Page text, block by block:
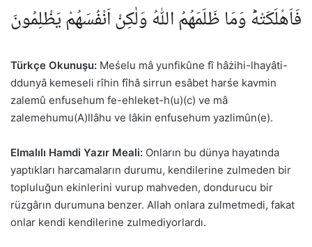
فَاَهْلَكَتْهُؕ وَمَا ظَلَمَهُمُ اللّٰهُ وَلٰكِنْ اَنْفُسَهُمْ يَظْلِمُونَ
Türkçe Okunuşu: Meśelu mâ yunfikûne fî hâżihi-lhayâti-
ddunyâ kemeseli rîhin fîhâ sirrun esâbet harśe kavmin
zalemû enfusehum fe-ehleket-h(u)(c) ve mâ
zalemehumu(A)llâhu ve lâkin enfusehum yazlimûn(e).
Elmalılı Hamdi Yazır Meali: Onların bu dünya hayatında
yaptıkları harcamaların durumu, kendilerine zulmeden bir
topluluğun ekinlerini vurup mahveden, dondurucu bir
rüzgârın durumuna benzer. Allah onlara zulmetmedi, fakat
onlar kendi kendilerine zulmediyorlardı.